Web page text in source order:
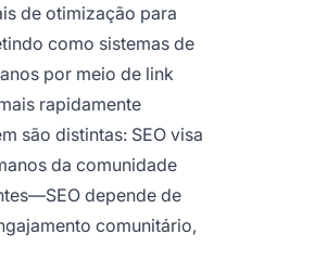
de otimização para
como sistemas de
por meio de link
rapidamente
são distintas: SEO visa
da comunidade
depende de
comunitário,